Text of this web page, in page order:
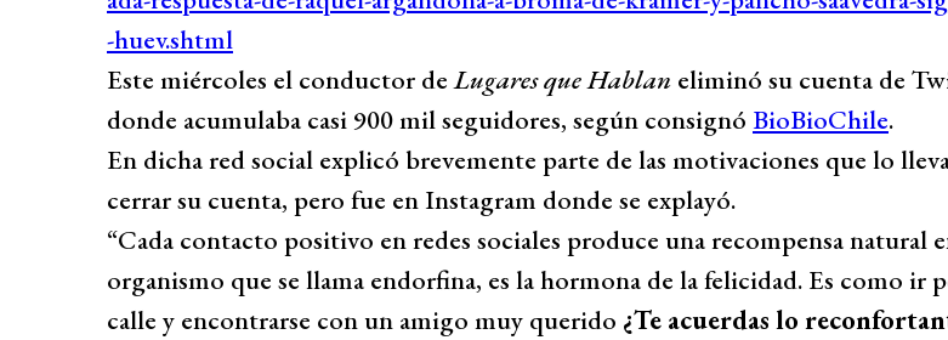
Este miércoles el conductor deLugares que Hablan eliminó su cuenta de
donde acumulaba casi 900 mil seguidores, según consignó BioBioChile.
En dicha red social explicó brevemente parte de las motivaciones que lo
cerrar su cuenta, pero fue en Instagram donde se explayó.
“Cada contacto positivo en redes sociales produce una recompensa natural
organismo que se llama endorfina, es la hormona de la felicidad. Es como ir
calle y encontrarse con un amigo muy querido ¿Te acuerdas lo